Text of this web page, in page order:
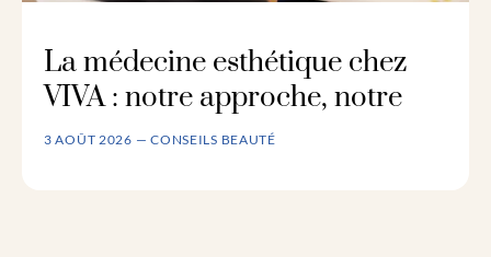
La médecine esthétique chez
VIVA : notre approche, notre
3 AOÛT 2026 — CONSEILS BEAUTÉ